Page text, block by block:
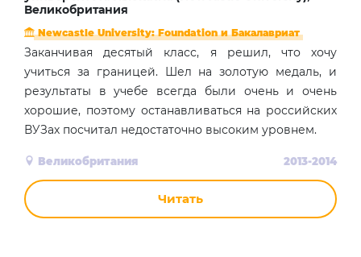
Великобритания
Newcastle University: Foundation и Бакалавриат
Заканчивая десятый класс, я решил, что хочу
учиться за границей. Шел на золотую медаль, и
результаты в учебе всегда были очень и очень
хорошие, поэтому останавливаться на российских
ВУЗах посчитал недостаточно высоким уровнем.
Великобритания 2013-2014
Читать